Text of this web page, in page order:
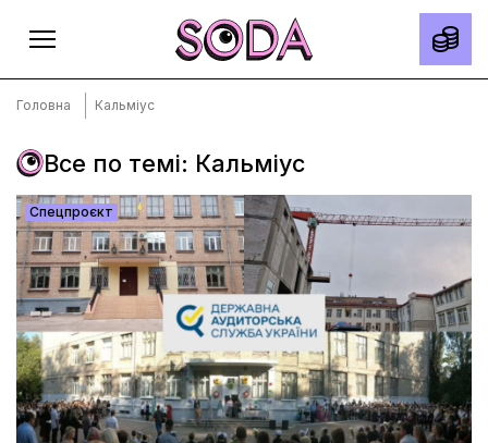
Головна
Тексти
Спецпроєкти
Slow news
Місто
Про нас
Редакційна політика
Головна Кальміус
Все по темі: Кальміус
Спецпроєкт